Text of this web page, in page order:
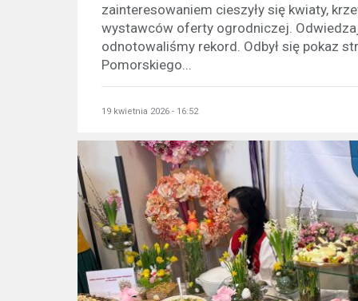
zainteresowaniem cieszyły się kwiaty,
wystawców oferty ogrodniczej.
odnotowaliśmy rekord. Odbył się pokaz
Pomorskiego...
19 kwietnia 2026 - 16:52